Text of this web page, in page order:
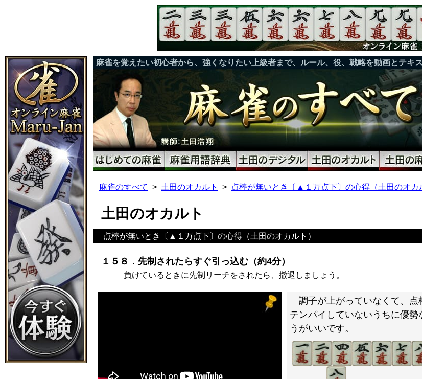
麻雀を覚えたい初心者から、強くなりたい上級者まで、ルール、役、戦略を動画とテキ
麻雀のすべて 土田のオカルト 点棒が無いとき〔▲１万点下〕の心得（土田のオカ
土田のオカルト
点棒が無いとき〔▲１万点下〕の心得（土田のオカルト）
１５８．先制されたらすぐ引っ込む（約4分）
負けているときに先制リーチをされたら、撤退しましょう。
調子が上がっていなくて、点
テンパイしていないうちに優
うがいいです。